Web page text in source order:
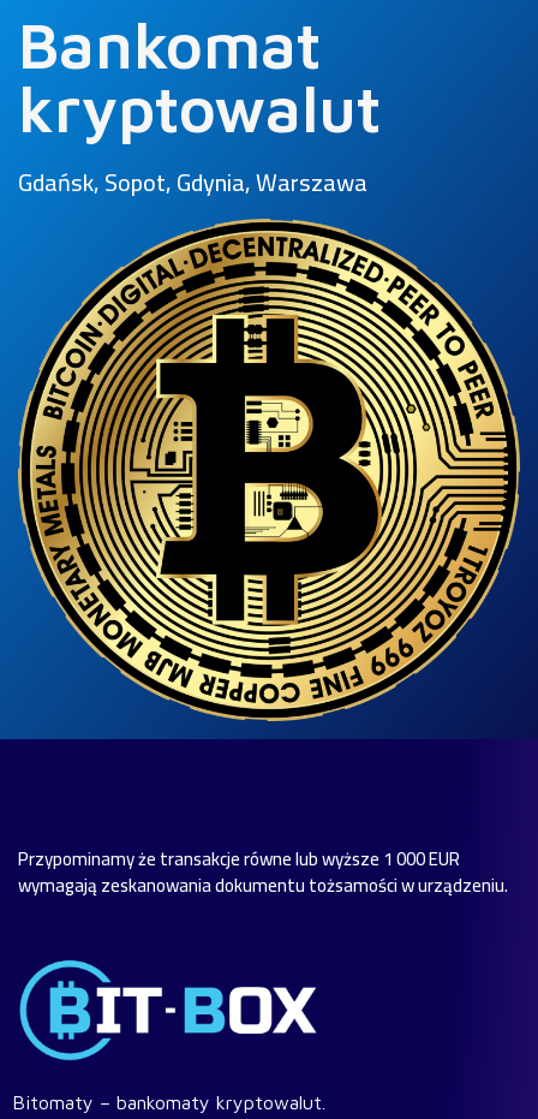
Bankomat
kryptowalut
Gdańsk, Sopot, Gdynia, Warszawa
Przypominamy że transakcje równe lub wyższe 1 000 EUR
wymagają zeskanowania dokumentu tożsamości w urządzeniu.
Bitomaty – bankomaty kryptowalut.